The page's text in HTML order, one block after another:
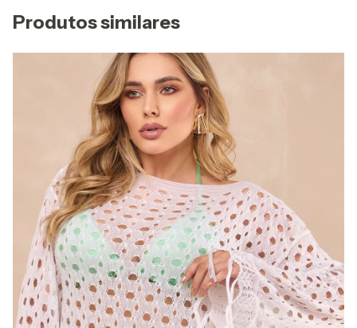
Produtos similares